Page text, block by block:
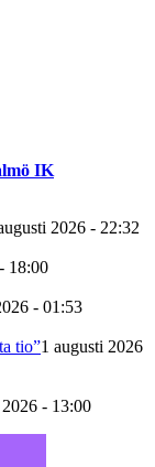
IK
2026 - 22:32
18:00
- 01:53
tio”1 augusti 2026
- 13:00